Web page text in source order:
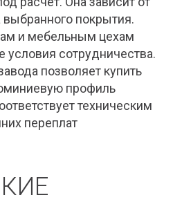
выбранного покрытия.
и мебельным цехам
условия сотрудничества.
позволяет купить
профиль
техническим
переплат